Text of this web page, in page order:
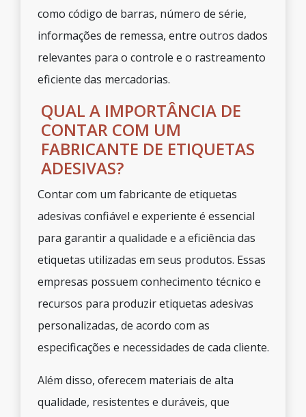
como código de barras, número de série,
informações de remessa, entre outros dados
relevantes para o controle e o rastreamento
eficiente das mercadorias.
QUAL A IMPORTÂNCIA DE
CONTAR COM UM
FABRICANTE DE ETIQUETAS
ADESIVAS?
Contar com um fabricante de etiquetas
adesivas confiável e experiente é essencial
para garantir a qualidade e a eficiência das
etiquetas utilizadas em seus produtos. Essas
empresas possuem conhecimento técnico e
recursos para produzir etiquetas adesivas
personalizadas, de acordo com as
especificações e necessidades de cada cliente.
Além disso, oferecem materiais de alta
qualidade, resistentes e duráveis, que